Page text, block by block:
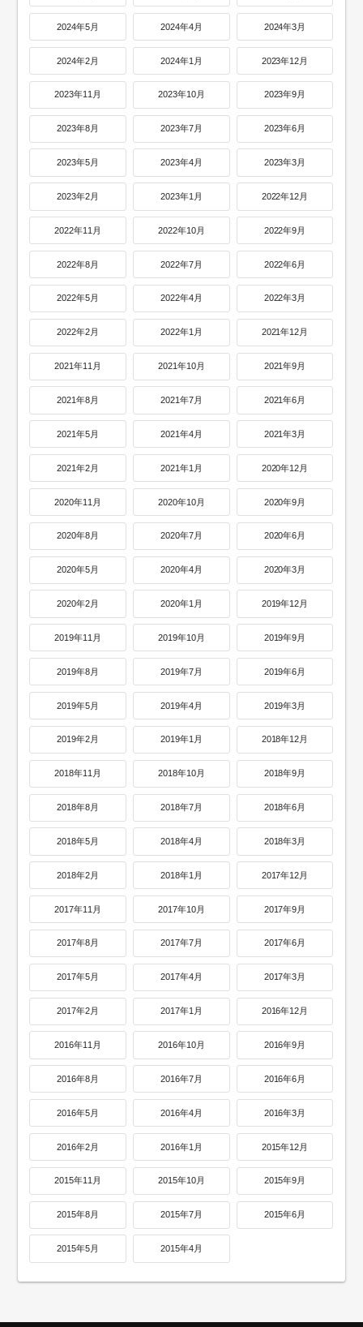
2024年5月 2024年4月 2024年3月
2024年2月 2024年1月 2023年12月
2023年11月 2023年10月 2023年9月
2023年8月 2023年7月 2023年6月
2023年5月 2023年4月 2023年3月
2023年2月 2023年1月 2022年12月
2022年11月 2022年10月 2022年9月
2022年8月 2022年7月 2022年6月
2022年5月 2022年4月 2022年3月
2022年2月 2022年1月 2021年12月
2021年11月 2021年10月 2021年9月
2021年8月 2021年7月 2021年6月
2021年5月 2021年4月 2021年3月
2021年2月 2021年1月 2020年12月
2020年11月 2020年10月 2020年9月
2020年8月 2020年7月 2020年6月
2020年5月 2020年4月 2020年3月
2020年2月 2020年1月 2019年12月
2019年11月 2019年10月 2019年9月
2019年8月 2019年7月 2019年6月
2019年5月 2019年4月 2019年3月
2019年2月 2019年1月 2018年12月
2018年11月 2018年10月 2018年9月
2018年8月 2018年7月 2018年6月
2018年5月 2018年4月 2018年3月
2018年2月 2018年1月 2017年12月
2017年11月 2017年10月 2017年9月
2017年8月 2017年7月 2017年6月
2017年5月 2017年4月 2017年3月
2017年2月 2017年1月 2016年12月
2016年11月 2016年10月 2016年9月
2016年8月 2016年7月 2016年6月
2016年5月 2016年4月 2016年3月
2016年2月 2016年1月 2015年12月
2015年11月 2015年10月 2015年9月
2015年8月 2015年7月 2015年6月
2015年5月 2015年4月